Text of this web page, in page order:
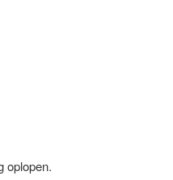
oplopen.